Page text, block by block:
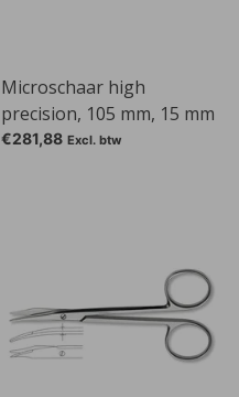
Microschaar high
precision, 105 mm, 15 mm
€281,88 Excl. btw